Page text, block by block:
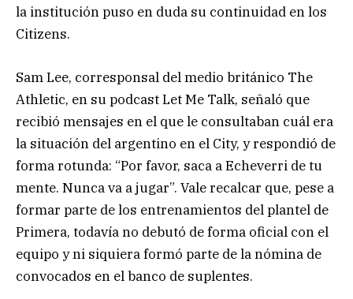
la institución puso en duda su continuidad en los
Citizens.
Sam Lee, corresponsal del medio británico The
Athletic, en su podcast Let Me Talk, señaló que
recibió mensajes en el que le consultaban cuál era
la situación del argentino en el City, y respondió de
forma rotunda: “Por favor, saca a Echeverri de tu
mente. Nunca va a jugar”. Vale recalcar que, pese a
formar parte de los entrenamientos del plantel de
Primera, todavía no debutó de forma oficial con el
equipo y ni siquiera formó parte de la nómina de
convocados en el banco de suplentes.